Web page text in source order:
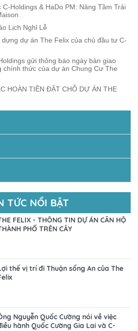
Holdings & HaDo PM: Nâng Tầm Trải
Lịch Nghỉ Lễ
dự án The Felix của chủ đầu tư C-
gửi thông báo ngày bàn giao
chính thức của dự án Chung Cư The
HOÀN TIỀN ĐẶT CHỖ DỰ ÁN THE
TỨC NỔI BẬT
FELIX - THÔNG TIN DỰ ÁN CĂN HỘ
PHỐ TRÊN CÂY
thế vị trí đi Thuận sống An của The
Nguyễn Quốc Cường nói về việc
hành Quốc Cường Gia Lai và C-